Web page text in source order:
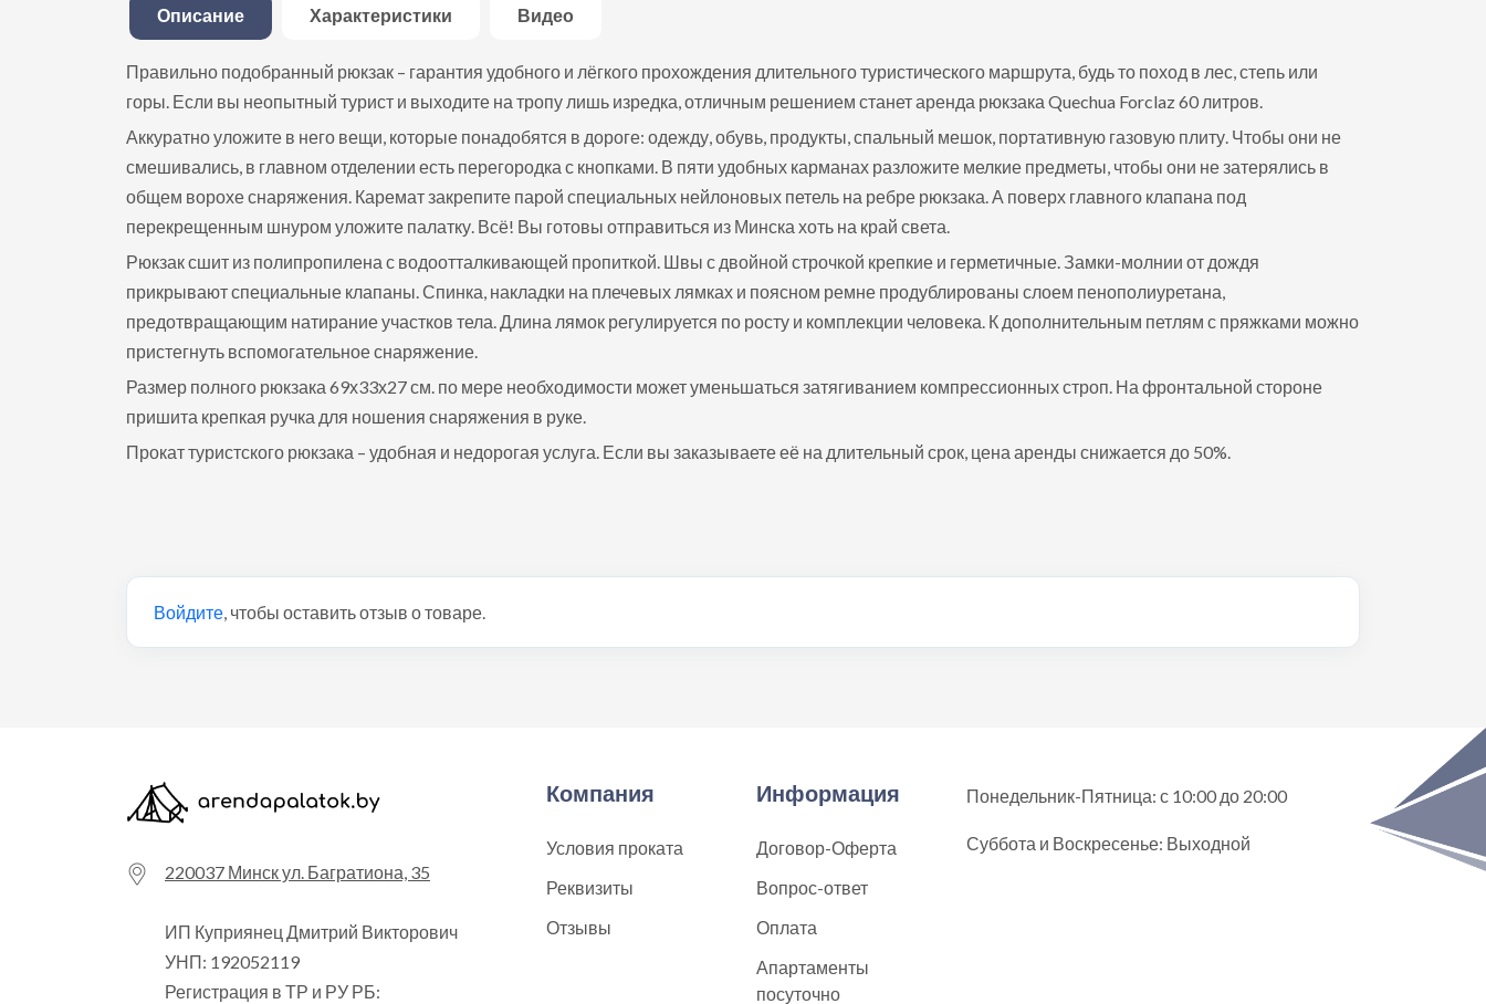
Описание Характеристики Видео
Правильно подобранный рюкзак – гарантия удобного и лёгкого прохождения длительного туристического маршрута, будь то поход в лес, степь или
горы. Если вы неопытный турист и выходите на тропу лишь изредка, отличным решением станет аренда рюкзака Quechua Forclaz 60 литров.
Аккуратно уложите в него вещи, которые понадобятся в дороге: одежду, обувь, продукты, спальный мешок, портативную газовую плиту. Чтобы они не
смешивались, в главном отделении есть перегородка с кнопками. В пяти удобных карманах разложите мелкие предметы, чтобы они не затерялись в
общем ворохе снаряжения. Каремат закрепите парой специальных нейлоновых петель на ребре рюкзака. А поверх главного клапана под
перекрещенным шнуром уложите палатку. Всё! Вы готовы отправиться из Минска хоть на край света.
Рюкзак сшит из полипропилена с водоотталкивающей пропиткой. Швы с двойной строчкой крепкие и герметичные. Замки-молнии от дождя
прикрывают специальные клапаны. Спинка, накладки на плечевых лямках и поясном ремне продублированы слоем пенополиуретана,
предотвращающим натирание участков тела. Длина лямок регулируется по росту и комплекции человека. К дополнительным петлям с пряжками можно
пристегнуть вспомогательное снаряжение.
Размер полного рюкзака 69х33х27 см. по мере необходимости может уменьшаться затягиванием компрессионных строп. На фронтальной стороне
пришита крепкая ручка для ношения снаряжения в руке.
Прокат туристского рюкзака – удобная и недорогая услуга. Если вы заказываете её на длительный срок, цена аренды снижается до 50%.
Войдите, чтобы оставить отзыв о товаре.
220037 Минск ул. Багратиона, 35
ИП Куприянец Дмитрий Викторович
УНП: 192052119
Регистрация в ТР и РУ РБ:
Компания
Условия проката
Реквизиты
Отзывы
Информация
Договор-Оферта
Вопрос-ответ
Оплата
Апартаменты
посуточно
Понедельник-Пятница: с 10:00 до 20:00
Суббота и Воскресенье: Выходной